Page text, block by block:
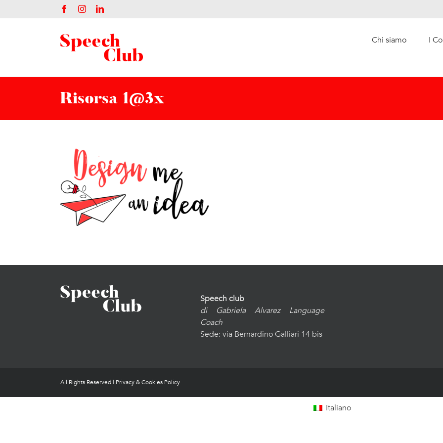
al
FacebookInstagramLinkedIn
Chi siamo I
Risorsa 1@3x
Speech club
di Gabriela Alvarez Language
Coach
Sede: via Bernardino Galliari 14 bis
All Rights Reserved | Privacy & Cookies Policy
Italiano